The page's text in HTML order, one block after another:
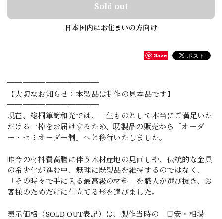
Sold out
日本国内にお住まいの方向け
Save
━━━━━━━━━━━━
【大切なお知らせ：本製品は制作の見本品です】
━━━━━━━━━━━━
現在、総桐箪笥和光では、一生ものとして本当にご満足いた
だける一棹をお届けするため、既製品の販売から「オーダ
ー・セミオーダー制」へと移行いたしました。
昨今の材料費高騰に伴う木材産地の見直しや、伝統的な金具
の希少化が進む中、無理に既製品を維持するのではなく、
「その時々で手に入る最高級の材料」を職人が選び抜き、お
客様のためだけに仕立てる形を選びました。
表示価格（SOLD OUT表記）は、製作当時の「目安・相場